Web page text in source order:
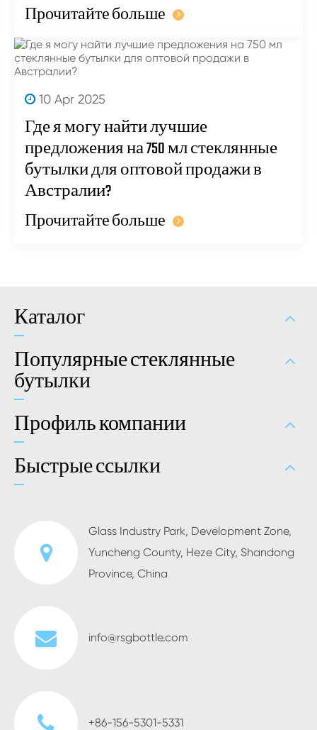
Прочитайте больше
10 Apr 2025
Где я могу найти лучшие
предложения на 750 мл стеклянные
бутылки для оптовой продажи в
Австралии?
Прочитайте больше
Каталог
Популярные стеклянные
бутылки
Профиль компании
Быстрые ссылки
Glass Industry Park, Development Zone,
Yuncheng County, Heze City, Shandong
Province, China
info@rsgbottle.com
+86-156-5301-5331